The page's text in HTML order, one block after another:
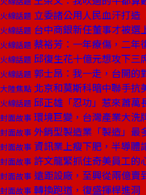
火線話題 立委諸公用人民血汗打造
火線話題 台中商銀新任董事才被選
火線話題 蔡裕芳：一年療傷，二年
火線話題 邱復生花十億元想攻下三
火線話題 郭士昂：我一走，台開的
大陸焦點 北京和莫斯科暗中聯手抗
火線話題 邱正雄「忍功」惹來蕭萬
封面故事 環境巨變，台灣產業大洗
封面故事 外銷型製造業「製造」最
封面故事 資訊業上瘦下肥，半導體
封面故事 許文龍緊抓住奇美員工的
封面故事 遠距設廠，至興從兩億賣
封面故事 轉換跑道，復盛揮桿進洞